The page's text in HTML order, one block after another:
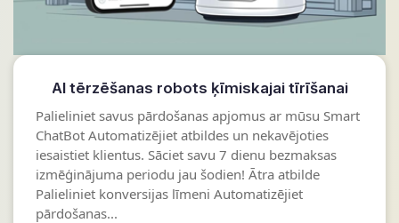
AI tērzēšanas robots ķīmiskajai tīrīšanai
Palieliniet savus pārdošanas apjomus ar mūsu Smart
ChatBot Automatizējiet atbildes un nekavējoties
iesaistiet klientus. Sāciet savu 7 dienu bezmaksas
izmēģinājuma periodu jau šodien! Ātra atbilde
Palieliniet konversijas līmeni Automatizējiet
pārdošanas...